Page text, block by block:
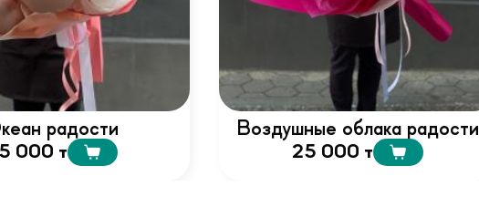
радости
000 т
Воздушные облака радости
25 000 т